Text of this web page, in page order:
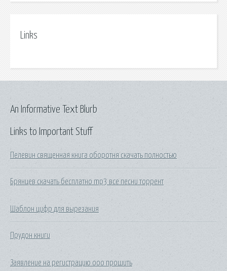
Links
Links to Important Stuff
Пелевин священная книга оборотня скачать полностью
Брянцев скачать бесплатно mp3 все песни торрент
Шаблон цифр для вырезания
Прудон книги
Заявление на регистрацию ооо прошить
An Informative Text Blurb